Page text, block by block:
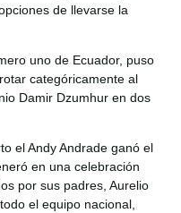
de llevarse la
uno de Ecuador, puso
categóricamente al
Damir Dzumhur en dos
el Andy Andrade ganó el
en una celebración
por sus padres, Aurelio
el equipo nacional,